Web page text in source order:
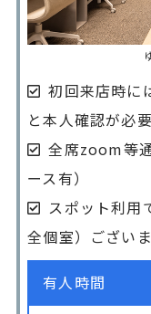
初回来店時に
と本人確認が必
全席zoom等
ース有）
スポット利用
全個室）ございま
有人時間